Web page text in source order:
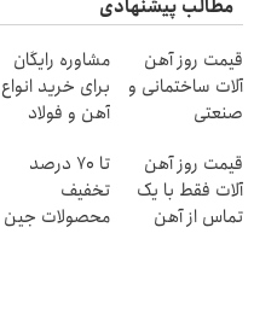
مطالب پیشنهادی
قیمت روز آهن
آلات ساختمانی و
صنعتی
مشاوره رایگان
برای خرید انواع
آهن و فولاد
قیمت روز آهن
آلات فقط با یک
تماس از آهن
تا 70 درصد
تخفیف
محصولات جین